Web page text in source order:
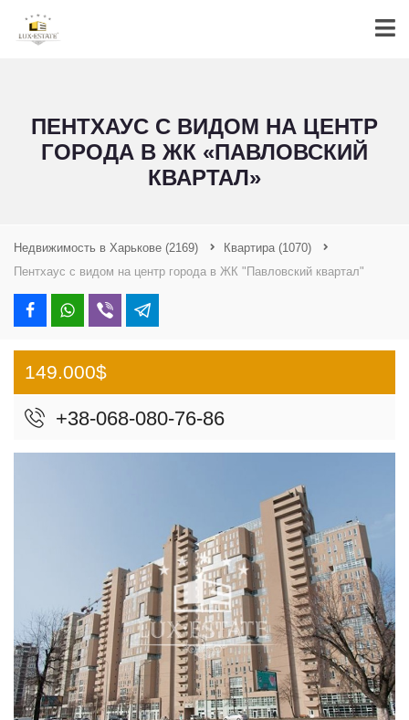
ПЕНТХАУС С ВИДОМ НА ЦЕНТР
ГОРОДА В ЖК «ПАВЛОВСКИЙ
КВАРТАЛ»
Недвижимость в Харькове (2169) Квартира (1070)
Пентхаус с видом на центр города в ЖК "Павловский квартал"
149.000$
+38-068-080-76-86